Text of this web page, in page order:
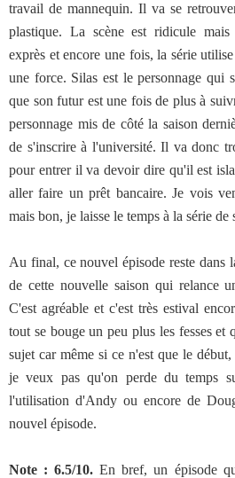
travail de mannequin. Il va se
plastique. La scène est ridicule
exprès et encore une fois, la série
une force. Silas est le personnage qui
que son futur est une fois de plus à
personnage mis de côté la saison
de s'inscrire à l'université. Il va donc
pour entrer il va devoir dire qu'il est
aller faire un prêt bancaire. Je vois
mais bon, je laisse le temps à la série
Au final, ce nouvel épisode reste dans
de cette nouvelle saison qui relance
C'est agréable et c'est très estival
tout se bouge un peu plus les fesses
sujet car même si ce n'est que le
je veux pas qu'on perde du temps
l'utilisation d'Andy ou encore de
nouvel épisode.
Note : 6.5/10. En bref, un épisode